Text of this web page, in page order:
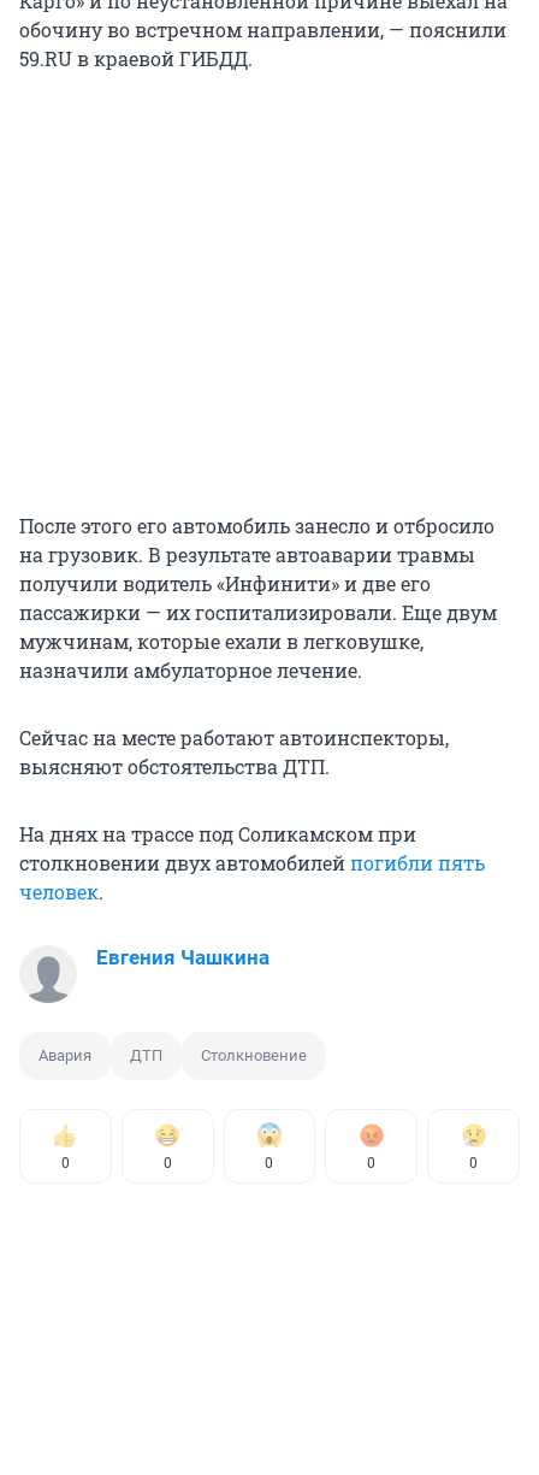
обочину во встречном направлении, — пояснили
59.RU в краевой ГИБДД.
После этого его автомобиль занесло и отбросило
на грузовик. В результате автоаварии травмы
получили водитель «Инфинити» и две его
пассажирки — их госпитализировали. Еще двум
мужчинам, которые ехали в легковушке,
назначили амбулаторное лечение.
Сейчас на месте работают автоинспекторы,
выясняют обстоятельства ДТП.
На днях на трассе под Соликамском при
столкновении двух автомобилейпогибли пять
человек.
Евгения Чашкина
Авария ДТП Столкновение
0 0 0 0 0